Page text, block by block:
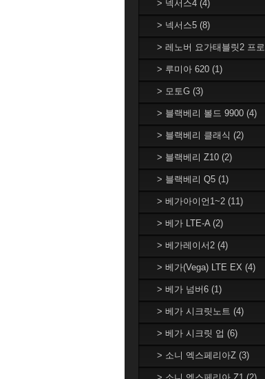
> 넥서스4 (4)
> 넥서스5 (8)
> 레노버 요가태블릿2 프로
> 루미아 620 (1)
> 모토G (3)
> 블랙베리 볼드 9900 (4)
> 블랙베리 클래식 (2)
> 블랙베리 Z10 (2)
> 블랙베리 Q5 (1)
> 베가아이언1~2 (11)
> 베가 LTE-A (2)
> 베가레이서2 (4)
> 베가(Vega) LTE EX (4)
> 베가 넘버6 (1)
> 베가 시크릿노트 (4)
> 베가 시크릿 업 (6)
> 소니 엑스페리아Z (3)